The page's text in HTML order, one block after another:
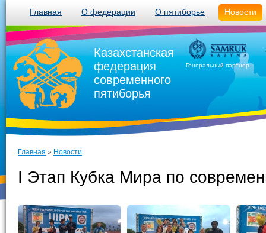
Главная О федерации О пятиборье Новости
Казахстанская
федерация
современного
пятиборья
Генеральный партнер
Главная » Новости
I Этап Кубка Мира по